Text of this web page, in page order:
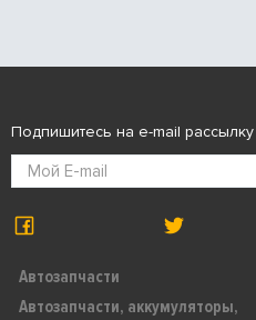
Автозапчасти
Автозапчасти, аккумуляторы,
Подпишитесь на e-mail рассылку